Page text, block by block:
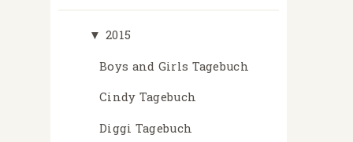
▼ 2015
Boys and Girls Tagebuch
Cindy Tagebuch
Diggi Tagebuch